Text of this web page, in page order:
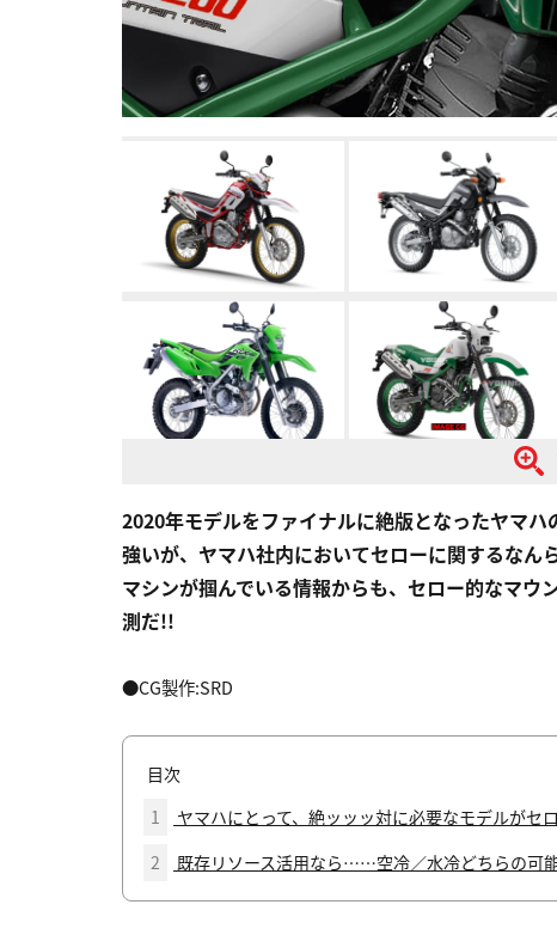
2020年モデルをファイナルに絶版となったヤマ
強いが、ヤマハ社内においてセローに関するな
マシンが掴んでいる情報からも、セロー的なマ
測だ!!
●CG製作:SRD
目次
1
ヤマハにとって、絶ッッッ対に必要なモデルがセ
2
既存リソース活用なら……空冷／水冷どちらの可